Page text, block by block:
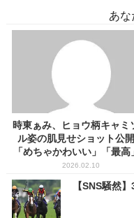
あな
時東ぁみ、ヒョウ柄キャミ
ル姿の肌見せショット公開
「めちゃかわいい」「最高
2026.02.10
【SNS騒然